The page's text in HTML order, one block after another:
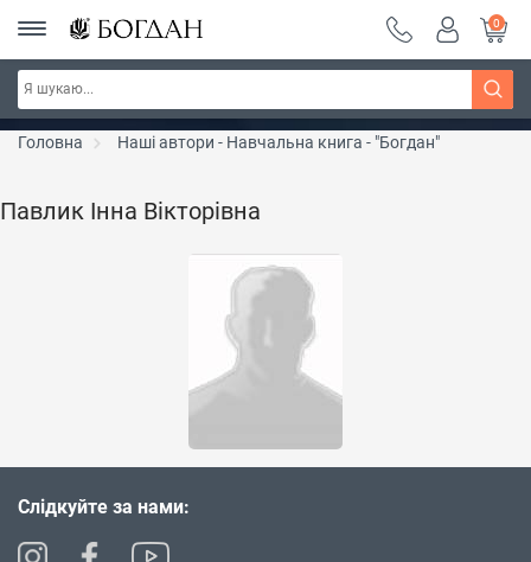
РОЗПРОДАЖ ~ 150 грн ~ 200 грн ~ 250 грн ~
300 грн ~ РОЗПРОДАЖ
Дізнатись більше
0
Головна Наші автори - Навчальна книга - "Богдан"
Павлик Інна Вікторівна
Слідкуйте за нами: